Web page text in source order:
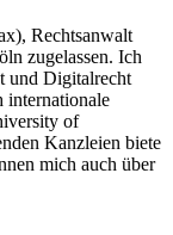
Rechtsanwalt
zugelassen. Ich
und Digitalrecht
internationale
of
Kanzleien biete
mich auch über